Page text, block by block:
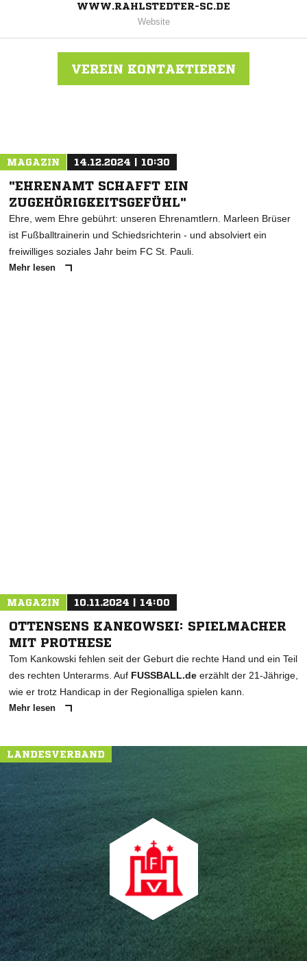
WWW.RAHLSTEDTER-SC.DE
Website
VEREIN KONTAKTIEREN
MAGAZIN 14.12.2024 | 10:30
"EHRENAMT SCHAFFT EIN
ZUGEHÖRIGKEITSGEFÜHL"
Ehre, wem Ehre gebührt: unseren Ehrenamtlern. Marleen Brüser
ist Fußballtrainerin und Schiedsrichterin - und absolviert ein
freiwilliges soziales Jahr beim FC St. Pauli.
Mehr lesen
MAGAZIN 10.11.2024 | 14:00
OTTENSENS KANKOWSKI: SPIELMACHER
MIT PROTHESE
Tom Kankowski fehlen seit der Geburt die rechte Hand und ein Teil
des rechten Unterarms. Auf FUSSBALL.de erzählt der 21-Jährige,
wie er trotz Handicap in der Regionalliga spielen kann.
Mehr lesen
LANDESVERBAND